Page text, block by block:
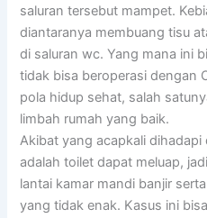
saluran tersebut mampet.
diantaranya membuang tisu
di saluran wc. Yang mana ini
tidak bisa beroperasi dengan
pola hidup sehat, salah
limbah rumah yang baik.
Akibat yang acapkali
adalah toilet dapat meluap,
lantai kamar mandi banjir
yang tidak enak. Kasus ini